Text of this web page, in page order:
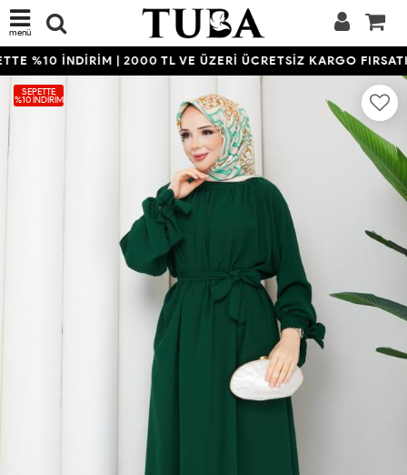
menü
%10 İNDİRİM | 2000 TL VE ÜZERİ ÜCRETSİZ KARGO
SEPETTE
%10 İNDIRIM